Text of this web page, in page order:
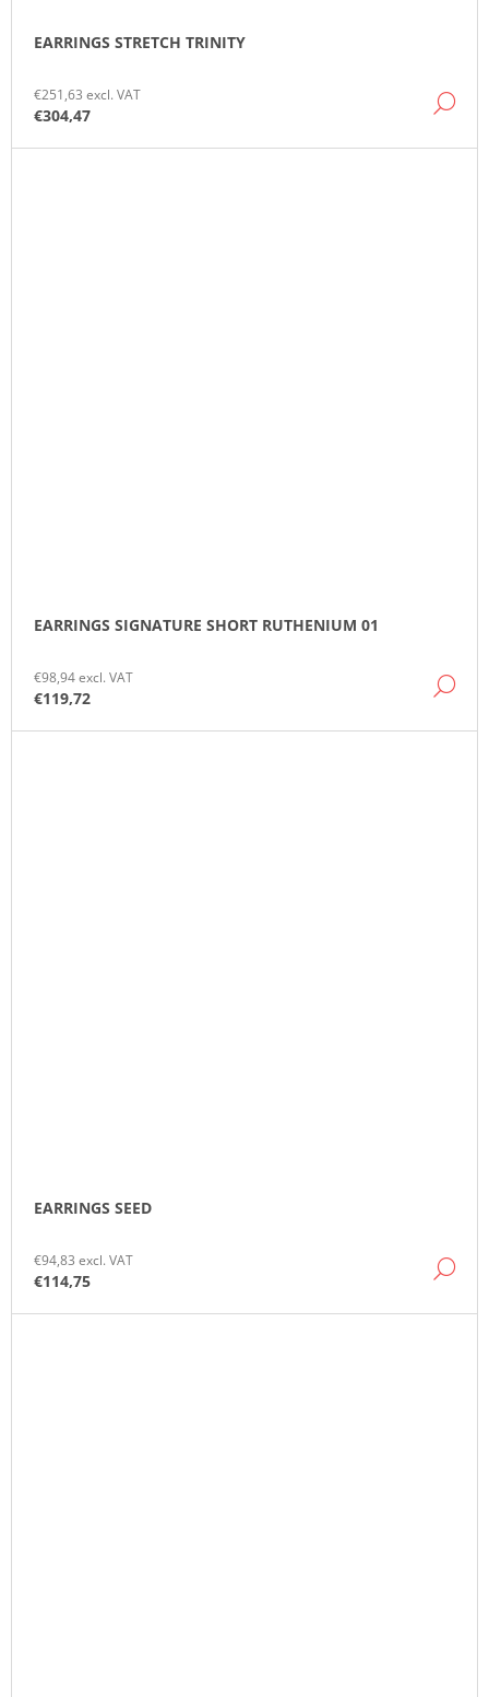
EARRINGS STRETCH TRINITY
€251,63 excl. VAT
€304,47
EARRINGS SIGNATURE SHORT RUTHENIUM 01
€98,94 excl. VAT
€119,72
EARRINGS SEED
€94,83 excl. VAT
€114,75